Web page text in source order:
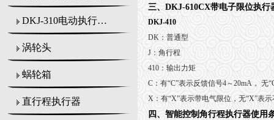
DKJ-310电动执行机构
涡轮头
蜗轮箱
直行程执行器
三、 DKJ-610CX带电子限位执行
DKJ-410
DK：普通型
J：角行程
410：输出力矩
C：有“C”表示反馈信号4～20mA， 无
X：有“X”表示带电气限位，无“X”表
四、 智能控制角行程执行器使用